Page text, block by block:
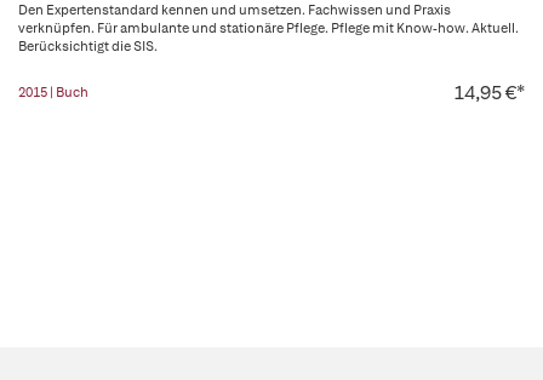
Den Expertenstandard kennen und umsetzen. Fachwissen und Praxis
verknüpfen. Für ambulante und stationäre Pflege. Pflege mit Know-how. Aktuell.
Berücksichtigt die SIS.
2015 | Buch 14,95 €*